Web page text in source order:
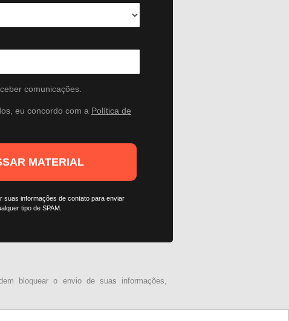
comunicações.
eu concordo com a Política de
MATERIAL
suas informações de contato para enviar
tipo de SPAM.
bloquear o envio de suas informações,